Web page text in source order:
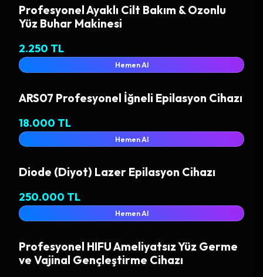
Profesyonel Ayaklı Cilt Bakım & Ozonlu
Yüz Buhar Makinesi
2.250 TL
Hemen Al
ARS07 Profesyonel İğneli Epilasyon Cihazı
18.000 TL
Hemen Al
Diode (Diyot) Lazer Epilasyon Cihazı
250.000 TL
Hemen Al
Profesyonel HIFU Ameliyatsız Yüz Germe
ve Vajinal Gençleştirme Cihazı